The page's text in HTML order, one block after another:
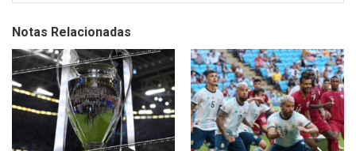
Notas Relacionadas